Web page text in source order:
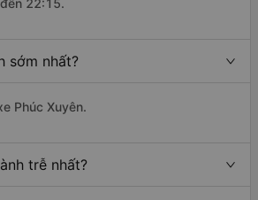
22:15.
sớm nhất?
Phúc Xuyên.
trễ nhất?